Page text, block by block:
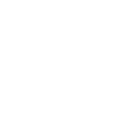
Todos
Confira